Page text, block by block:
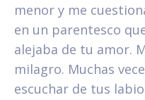
menor y me
en un parentesco
alejaba de tu amor.
milagro. Muchas
escuchar de tus